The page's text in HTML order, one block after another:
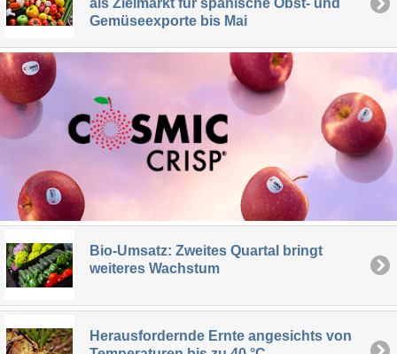
als Zielmarkt für spanische Obst- und
Gemüseexporte bis Mai
Bio-Umsatz: Zweites Quartal bringt
weiteres Wachstum
Herausfordernde Ernte angesichts von